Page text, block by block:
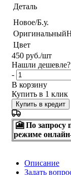
Деталь
Новое/Б.у.
Цвет
450 руб./шт
Нашли дешевле?
-
В корзину
Купить в 1 клик
Купить в кредит
🎦 По запросу
режиме
Описание
Задать